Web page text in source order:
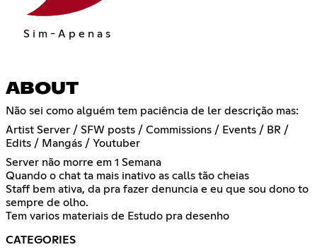
S i m - A p e n a s
ABOUT
Não sei como alguém tem paciência de ler descrição mas:
Artist Server / SFW posts / Commissions / Events / BR /
Edits / Mangás / Youtuber
Server não morre em 1 Semana
Quando o chat ta mais inativo as calls tão cheias
Staff bem ativa, da pra fazer denuncia e eu que sou dono to
sempre de olho.
Tem varios materiais de Estudo pra desenho
CATEGORIES